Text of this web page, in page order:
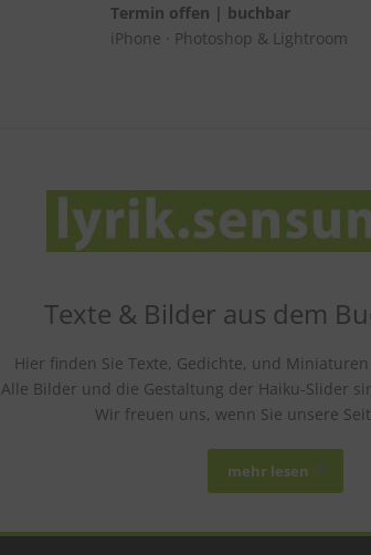
Termin offen | buchbar
iPhone · Photoshop & Lightroom
Texte & Bilder aus dem
Hier finden Sie Texte, Gedichte, und Miniaturen
Alle Bilder und die Gestaltung der Haiku-Slider
Wir freuen uns, wenn Sie unsere
mehr lesen